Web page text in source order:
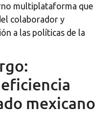
multiplataforma que
colaborador y
a las políticas de la
mexicano